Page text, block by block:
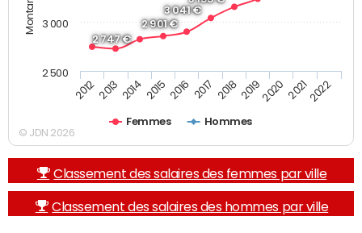
2 747 €
2 901 €
3 041 €
Femmes Hommes
2012 2013 2014 2015 2016 2017 2018 20192020 20212022
2 500
3 000
© JDN 2026
Classement des salaires des femmes par ville
Classement des salaires des hommes par ville